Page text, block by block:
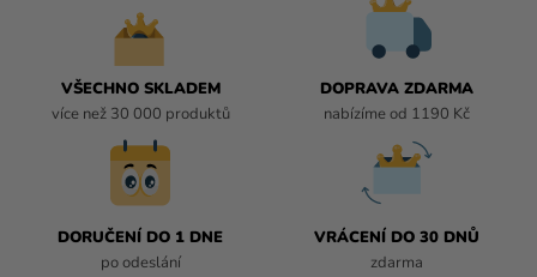
VŠECHNO SKLADEM
více než 30 000 produktů
DOPRAVA ZDARMA
nabízíme od 1190 Kč
DORUČENÍ DO 1 DNE
po odeslání
VRÁCENÍ DO 30 DNŮ
zdarma